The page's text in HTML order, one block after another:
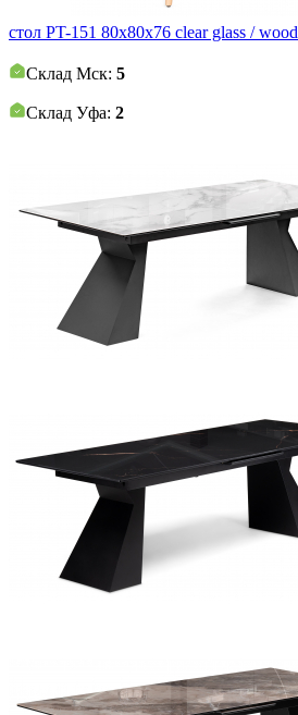
стол PT-151 80х80х76 clear glass / wood
Склад Мск: 5
Склад Уфа: 2